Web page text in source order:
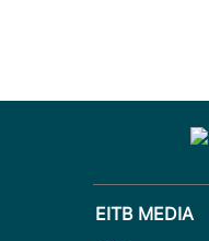
EITB MEDIA